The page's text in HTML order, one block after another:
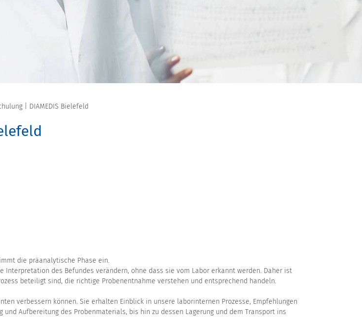
| DIAMEDIS Bielefeld
die präanalytische Phase ein.
des Befundes verändern, ohne dass sie vom Labor erkannt werden. Daher ist
beteiligt sind, die richtige Probenentnahme verstehen und entsprechend handeln.
verbessern können. Sie erhalten Einblick in unsere laborinternen Prozesse, Empfehlungen
Aufbereitung des Probenmaterials, bis hin zu dessen Lagerung und dem Transport ins